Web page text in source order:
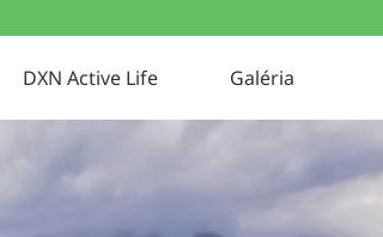
DXN Active Life Galéria